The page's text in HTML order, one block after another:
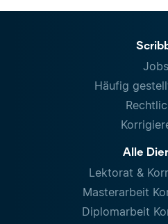
Jobs
Häufig
Alle
Lektorat &
Masterarbeit
Diplomarbeit